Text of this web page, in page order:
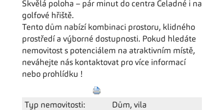
Skvělá poloha – pár minut do centra Čeladné i na
golfové hřiště.
Tento dům nabízí kombinaci prostoru, klidného
prostředí a výborné dostupnosti. Pokud hledáte
nemovitost s potenciálem na atraktivním místě,
neváhejte nás kontaktovat pro více informací
nebo prohlídku !
Typ nemovitosti: Dům, vila